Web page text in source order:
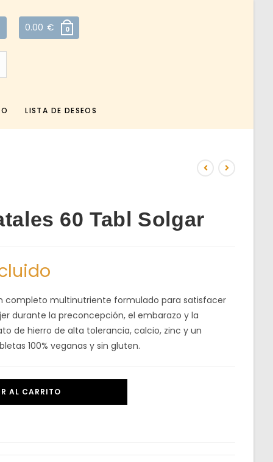
0.00 € 0
LISTA DE DESEOS
60 Tabl Solgar
completo multinutriente formulado para satisfacer
durante la preconcepción, el embarazo y la
de hierro de alta tolerancia, calcio, zinc y un
100% veganas y sin gluten.
AL CARRITO